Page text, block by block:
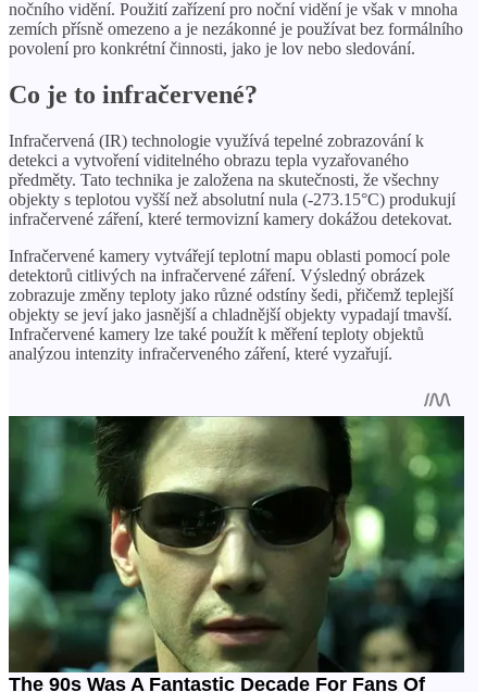
nočního vidění. Použití zařízení pro noční vidění je však v mnoha
zemích přísně omezeno a je nezákonné je používat bez formálního
povolení pro konkrétní činnosti, jako je lov nebo sledování.
Co je to infračervené?
Infračervená (IR) technologie využívá tepelné zobrazování k
detekci a vytvoření viditelného obrazu tepla vyzařovaného
předměty. Tato technika je založena na skutečnosti, že všechny
objekty s teplotou vyšší než absolutní nula (-273.15°C) produkují
infračervené záření, které termovizní kamery dokážou detekovat.
Infračervené kamery vytvářejí teplotní mapu oblasti pomocí pole
detektorů citlivých na infračervené záření. Výsledný obrázek
zobrazuje změny teploty jako různé odstíny šedi, přičemž teplejší
objekty se jeví jako jasnější a chladnější objekty vypadají tmavší.
Infračervené kamery lze také použít k měření teploty objektů
analýzou intenzity infračerveného záření, které vyzařují.